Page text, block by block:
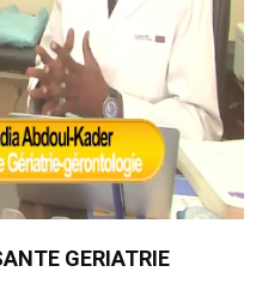
GERIATRIE